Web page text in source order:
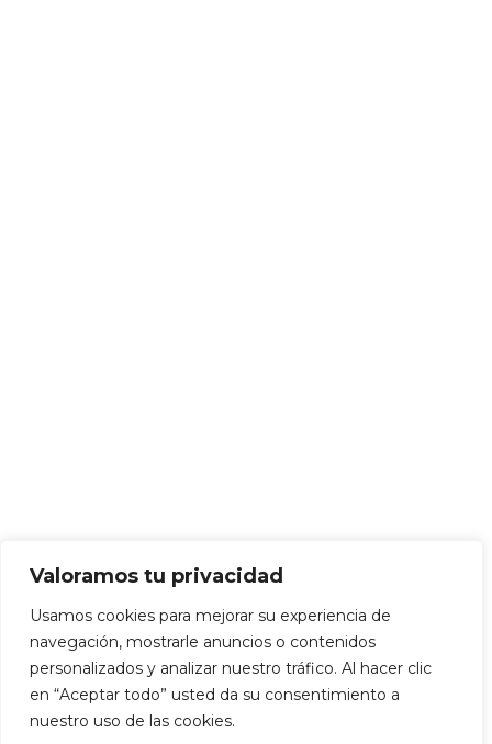
Valoramos tu privacidad
Usamos cookies para mejorar su experiencia de
navegación, mostrarle anuncios o contenidos
personalizados y analizar nuestro tráfico. Al hacer clic
en “Aceptar todo” usted da su consentimiento a
nuestro uso de las cookies.